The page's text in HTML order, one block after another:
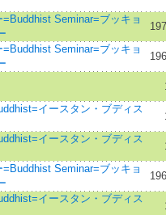
Seminar=ブッキョ
Seminar=ブッキョ
イースタン・ブディス
イースタン・ブディス
Seminar=ブッキョ
イースタン・ブディス